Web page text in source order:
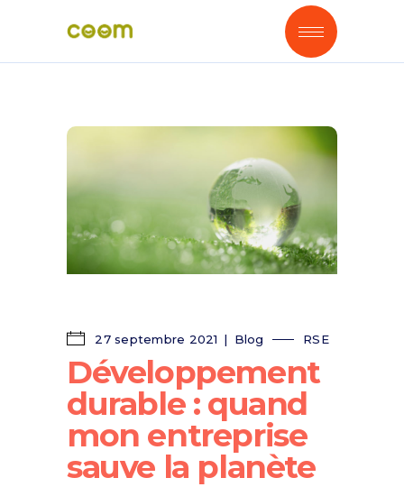
27 septembre 2021 Blog RSE
Développement
durable : quand
mon entreprise
sauve la planète